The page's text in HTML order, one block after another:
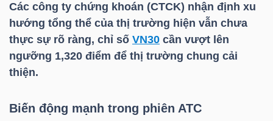
Các công ty chứng khoán (CTCK) nhận định xu
hướng tổng thể của thị trường hiện vẫn chưa
thực sự rõ ràng, chỉ số VN30 cần vượt lên
ngưỡng 1,320 điểm để thị trường chung cải
thiện.
Biến động mạnh trong phiên ATC
DOANH
NGHIỆP
SẢN